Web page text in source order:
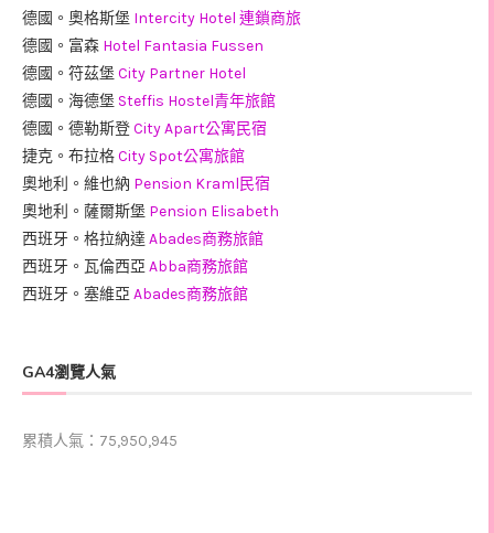
德國。奧格斯堡 Intercity Hotel 連鎖商旅
德國。富森 Hotel Fantasia Fussen
德國。符茲堡 City Partner Hotel
德國。海德堡 Steffis Hostel青年旅館
德國。德勒斯登City Apart公寓民宿
捷克。布拉格City Spot公寓旅館
奧地利。維也納 Pension Kraml民宿
奧地利。薩爾斯堡 Pension Elisabeth
西班牙。格拉納達 Abades商務旅館
西班牙。瓦倫西亞 Abba商務旅館
西班牙。塞維亞 Abades商務旅館
GA4瀏覽人氣
累積人氣：75,950,945